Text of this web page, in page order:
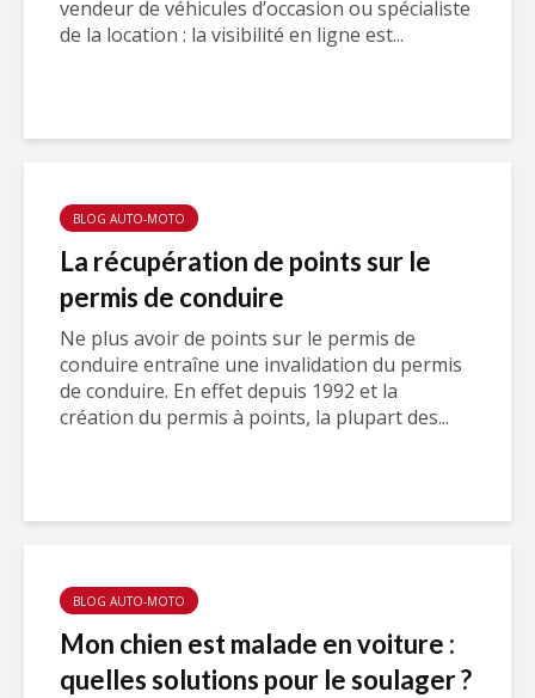
vendeur de véhicules d’occasion ou spécialiste
de la location : la visibilité en ligne est...
BLOG AUTO-MOTO
La récupération de points sur le
permis de conduire
Ne plus avoir de points sur le permis de
conduire entraîne une invalidation du permis
de conduire. En effet depuis 1992 et la
création du permis à points, la plupart des...
BLOG AUTO-MOTO
Mon chien est malade en voiture :
quelles solutions pour le soulager ?